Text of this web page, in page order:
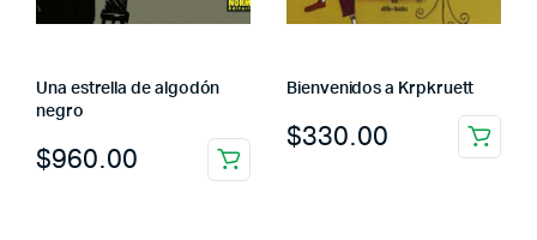
Una estrella de algodón
negro
$960.00
Bienvenidos a Krpkruett
$330.00